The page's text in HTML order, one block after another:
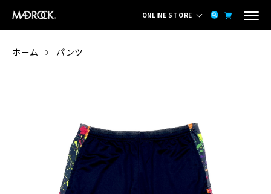
ONLINE STORE
ホーム パンツ